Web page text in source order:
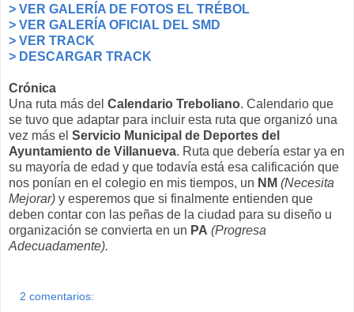
> VER GALERÍA DE FOTOS EL TRÉBOL
> VER GALERÍA OFICIAL DEL SMD
> VER TRACK
> DESCARGAR TRACK
Crónica
Una ruta más del Calendario Treboliano. Calendario que
se tuvo que adaptar para incluir esta ruta que organizó una
vez más el Servicio Municipal de Deportes del
Ayuntamiento de Villanueva. Ruta que debería estar ya en
su mayoría de edad y que todavía está esa calificación que
nos ponían en el colegio en mis tiempos, un NM (Necesita
Mejorar) y esperemos que si finalmente entienden que
deben contar con las peñas de la ciudad para su diseño u
organización se convierta en un PA (Progresa
Adecuadamente).
2 comentarios: